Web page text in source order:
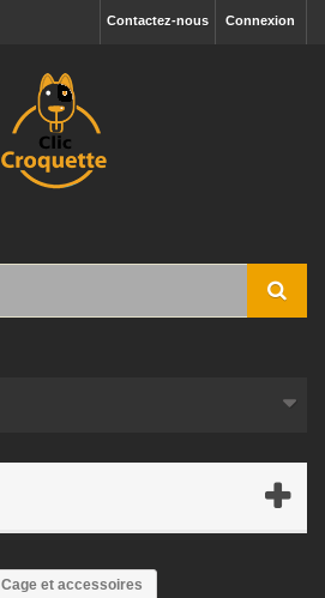
Connexion
Contactez-nous
Cage et accessoires